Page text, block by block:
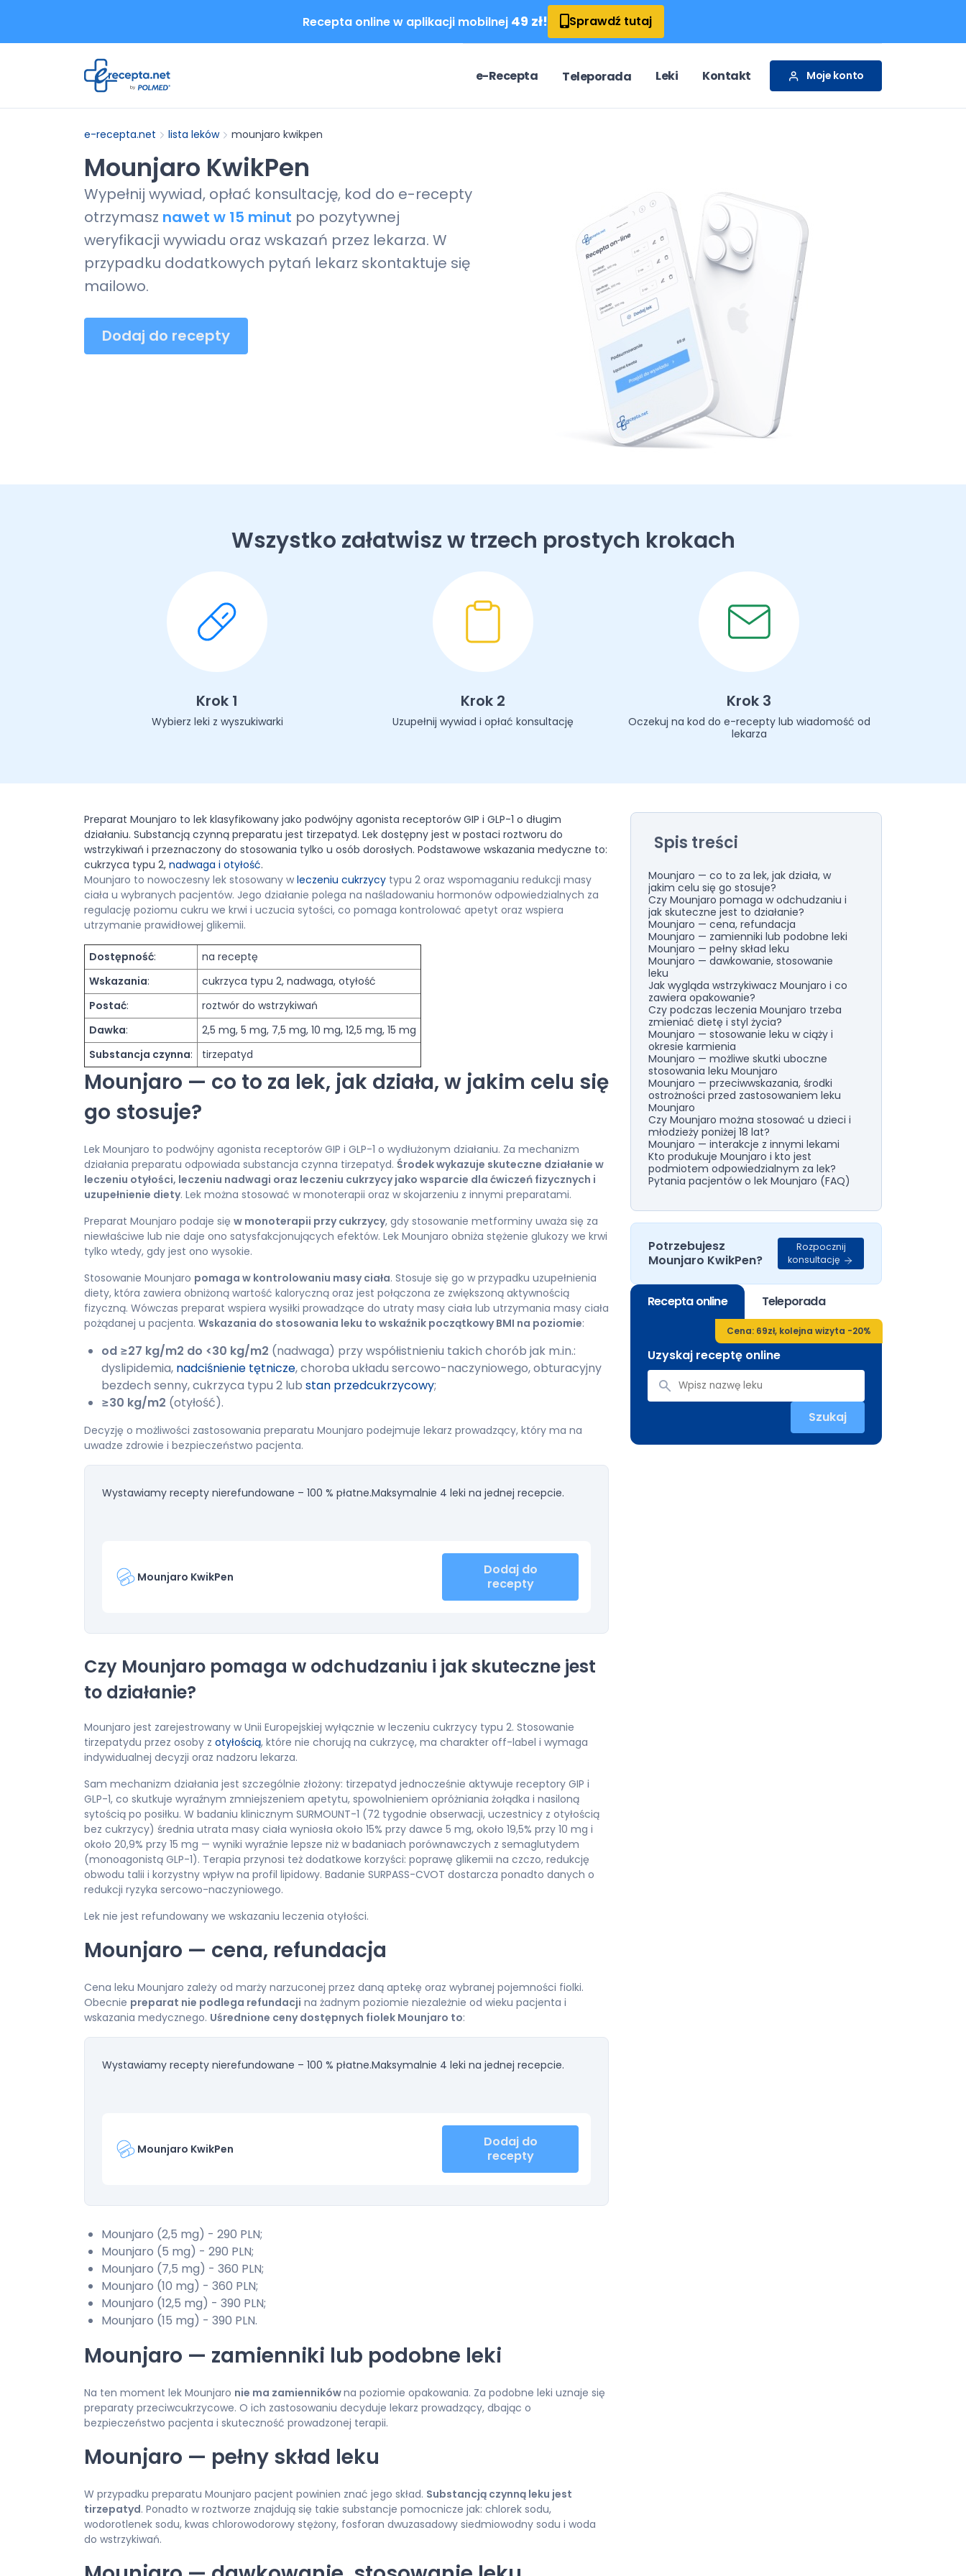
Recepta online w aplikacji mobilnej 49 zł! Sprawdź tutaj
e-Recepta Teleporada Leki Kontakt Moje konto
e-recepta.net lista leków mounjaro kwikpen
Mounjaro KwikPen
Wypełnij wywiad, opłać konsultację, kod do e-recepty
otrzymasz nawet w 15 minut po pozytywnej
weryfikacji wywiadu oraz wskazań przez lekarza. W
przypadku dodatkowych pytań lekarz skontaktuje się
mailowo.
Dodaj do recepty
Wszystko załatwisz w trzech prostych krokach
Krok 1
Wybierz leki z wyszukiwarki
Krok 2
Uzupełnij wywiad i opłać konsultację
Krok 3
Oczekuj na kod do e-recepty lub wiadomość od
lekarza
Preparat Mounjaro to lek klasyfikowany jako podwójny agonista receptorów GIP i GLP-1 o długim
działaniu. Substancją czynną preparatu jest tirzepatyd. Lek dostępny jest w postaci roztworu do
wstrzykiwań i przeznaczony do stosowania tylko u osób dorosłych. Podstawowe wskazania medyczne to:
cukrzyca typu 2, nadwaga i otyłość.
Mounjaro to nowoczesny lek stosowany w leczeniu cukrzycy typu 2 oraz wspomaganiu redukcji masy
ciała u wybranych pacjentów. Jego działanie polega na naśladowaniu hormonów odpowiedzialnych za
regulację poziomu cukru we krwi i uczucia sytości, co pomaga kontrolować apetyt oraz wspiera
utrzymanie prawidłowej glikemii.
Dostępność:
na receptę
Wskazania:
cukrzyca typu 2, nadwaga, otyłość
Postać:
roztwór do wstrzykiwań
Dawka:
2,5 mg, 5 mg, 7,5 mg, 10 mg, 12,5 mg, 15 mg
Substancja czynna: tirzepatyd
Mounjaro — co to za lek, jak działa, w jakim celu się
go stosuje?
Lek Mounjaro to podwójny agonista receptorów GIP i GLP-1 o wydłużonym działaniu. Za mechanizm
działania preparatu odpowiada substancja czynna tirzepatyd. Środek wykazuje skuteczne działanie w
leczeniu otyłości, leczeniu nadwagi oraz leczeniu cukrzycy jako wsparcie dla ćwiczeń fizycznych i
uzupełnienie diety. Lek można stosować w monoterapii oraz w skojarzeniu z innymi preparatami.
Preparat Mounjaro podaje się w monoterapii przy cukrzycy, gdy stosowanie metforminy uważa się za
niewłaściwe lub nie daje ono satysfakcjonujących efektów. Lek Mounjaro obniża stężenie glukozy we krwi
tylko wtedy, gdy jest ono wysokie.
Stosowanie Mounjaro pomaga w kontrolowaniu masy ciała. Stosuje się go w przypadku uzupełnienia
diety, która zawiera obniżoną wartość kaloryczną oraz jest połączona ze zwiększoną aktywnością
fizyczną. Wówczas preparat wspiera wysiłki prowadzące do utraty masy ciała lub utrzymania masy ciała
pożądanej u pacjenta. Wskazania do stosowania leku to wskaźnik początkowy BMI na poziomie:
od ≥27 kg/m2 do <30 kg/m2 (nadwaga) przy współistnieniu takich chorób jak m.in.:
dyslipidemia, nadciśnienie tętnicze, choroba układu sercowo-naczyniowego, obturacyjny
bezdech senny, cukrzyca typu 2 lub stan przedcukrzycowy;
≥30 kg/m2 (otyłość).
Decyzję o możliwości zastosowania preparatu Mounjaro podejmuje lekarz prowadzący, który ma na
uwadze zdrowie i bezpieczeństwo pacjenta.
Wystawiamy recepty nierefundowane – 100 % płatne.Maksymalnie 4 leki na jednej recepcie.
Mounjaro KwikPen
Dodaj do
recepty
Czy Mounjaro pomaga w odchudzaniu i jak skuteczne jest
to działanie?
Mounjaro jest zarejestrowany w Unii Europejskiej wyłącznie w leczeniu cukrzycy typu 2. Stosowanie
tirzepatydu przez osoby z otyłością, które nie chorują na cukrzycę, ma charakter off-label i wymaga
indywidualnej decyzji oraz nadzoru lekarza.
Sam mechanizm działania jest szczególnie złożony: tirzepatyd jednocześnie aktywuje receptory GIP i
GLP-1, co skutkuje wyraźnym zmniejszeniem apetytu, spowolnieniem opróżniania żołądka i nasiloną
sytością po posiłku. W badaniu klinicznym SURMOUNT-1 (72 tygodnie obserwacji, uczestnicy z otyłością
bez cukrzycy) średnia utrata masy ciała wyniosła około 15% przy dawce 5 mg, około 19,5% przy 10 mg i
około 20,9% przy 15 mg — wyniki wyraźnie lepsze niż w badaniach porównawczych z semaglutydem
(monoagonistą GLP-1). Terapia przynosi też dodatkowe korzyści: poprawę glikemii na czczo, redukcję
obwodu talii i korzystny wpływ na profil lipidowy. Badanie SURPASS-CVOT dostarcza ponadto danych o
redukcji ryzyka sercowo-naczyniowego.
Lek nie jest refundowany we wskazaniu leczenia otyłości.
Mounjaro — cena, refundacja
Cena leku Mounjaro zależy od marży narzuconej przez daną aptekę oraz wybranej pojemności fiolki.
Obecnie preparat nie podlega refundacji na żadnym poziomie niezależnie od wieku pacjenta i
wskazania medycznego. Uśrednione ceny dostępnych fiolek Mounjaro to:
Wystawiamy recepty nierefundowane – 100 % płatne.Maksymalnie 4 leki na jednej recepcie.
Mounjaro KwikPen
Dodaj do
recepty
Mounjaro (2,5 mg) - 290 PLN;
Mounjaro (5 mg) - 290 PLN;
Mounjaro (7,5 mg) - 360 PLN;
Mounjaro (10 mg) - 360 PLN;
Mounjaro (12,5 mg) - 390 PLN;
Mounjaro (15 mg) - 390 PLN.
Mounjaro — zamienniki lub podobne leki
Na ten moment lek Mounjaro nie ma zamiennikówna poziomie opakowania. Za podobne leki uznaje się
preparaty przeciwcukrzycowe. O ich zastosowaniu decyduje lekarz prowadzący, dbając o
bezpieczeństwo pacjenta i skuteczność prowadzonej terapii.
Mounjaro — pełny skład leku
W przypadku preparatu Mounjaro pacjent powinien znać jego skład. Substancją czynną leku jest
tirzepatyd. Ponadto w roztworze znajdują się takie substancje pomocnicze jak: chlorek sodu,
wodorotlenek sodu, kwas chlorowodorowy stężony, fosforan dwuzasadowy siedmiowodny sodu i woda
do wstrzykiwań.
Spis treści
Mounjaro — co to za lek, jak działa, w
jakim celu się go stosuje?
Czy Mounjaro pomaga w odchudzaniu i
jak skuteczne jest to działanie?
Mounjaro — cena, refundacja
Mounjaro — zamienniki lub podobne leki
Mounjaro — pełny skład leku
Mounjaro — dawkowanie, stosowanie
leku
Jak wygląda wstrzykiwacz Mounjaro i co
zawiera opakowanie?
Czy podczas leczenia Mounjaro trzeba
zmieniać dietę i styl życia?
Mounjaro — stosowanie leku w ciąży i
okresie karmienia
Mounjaro — możliwe skutki uboczne
stosowania leku Mounjaro
Mounjaro — przeciwwskazania, środki
ostrożności przed zastosowaniem leku
Mounjaro
Czy Mounjaro można stosować u dzieci i
młodzieży poniżej 18 lat?
Mounjaro — interakcje z innymi lekami
Kto produkuje Mounjaro i kto jest
podmiotem odpowiedzialnym za lek?
Pytania pacjentów o lek Mounjaro (FAQ)
Potrzebujesz
Mounjaro KwikPen?
Rozpocznij
konsultację
Recepta online Teleporada
Cena: 69zł, kolejna wizyta -20%
Uzyskaj receptę online
Szukaj